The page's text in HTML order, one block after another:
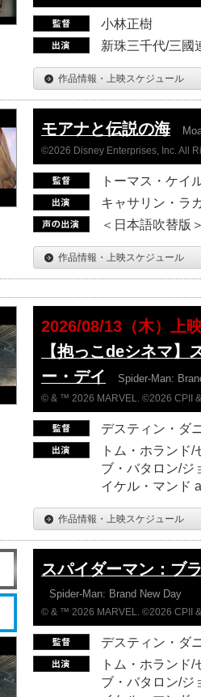
小林正樹
新珠三千代/三國
作品情報・上映スケジュール
モアナと伝説の海
©2026 Disney Enterprises, Inc. All
トーマス・ケイ
キャサリン・ラ
＜日本語吹替版
作品情報・上映スケジュール
2026/08/13（木）上
【抱っこdeシネマ】
ー・デイ
Spider-Man:
© & ™ 2026 MARVEL. ©2026 CPII
デスティン・ダ
トム・ホランド
ブ・バタロン/ジ
イケル・マンド
作品情報・上映スケジュール
スパイダーマン：ブ
Spider-Man: Brand New Day
© & ™ 2026 MARVEL. ©2026 CPII
デスティン・ダ
トム・ホランド
ブ・バタロン/ジ